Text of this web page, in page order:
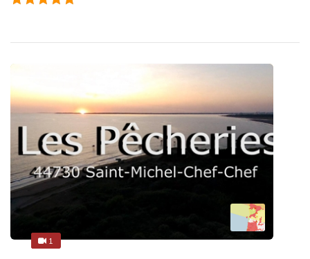
11